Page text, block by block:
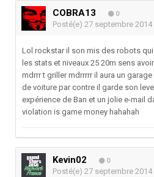
COBRA13 0
Posté(e) 27 septembre 2014
Lol rockstar il son mis des robots
les stats et niveaux 25 20m sens
mdrrr t griller mdrrrrr il aura un
de voiture par contre il garde son
expérience de Ban et un jolie e-mail
violation is game money hahahah
Kevin02 0
Posté(e) 27 septembre 2014